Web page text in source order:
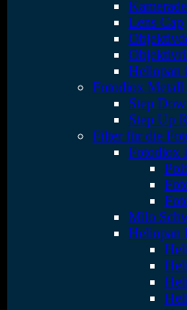
Lens Cap
Heliopan
Fotodiox Metall
Step
Step Up
Filter für die
Fotodiox
Milo
Heliopan